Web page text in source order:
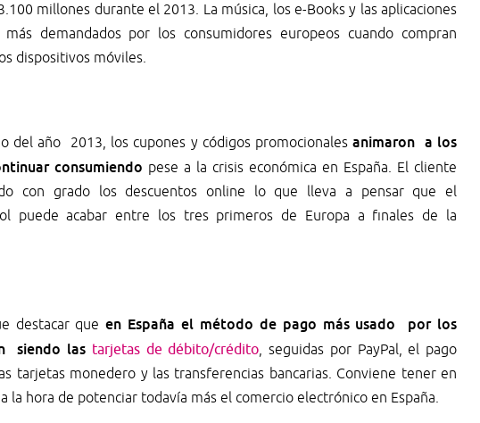
millones durante el 2013. La música, los e-Books y las aplicaciones
demandados por los consumidores europeos cuando compran
dispositivos móviles.
del año 2013, los cupones y códigos promocionalesanimaron a los
consumiendo pese a la crisis económica en España. El cliente
con grado los descuentos online lo que lleva a pensar que el
puede acabar entre los tres primeros de Europa a finales de la
destacar queen España el método de pago más usado por los
siendo las tarjetas de débito/crédito, seguidas por PayPal, el pago
tarjetas monedero y las transferencias bancarias. Conviene tener en
la hora de potenciar todavía más el comercio electrónico en España.